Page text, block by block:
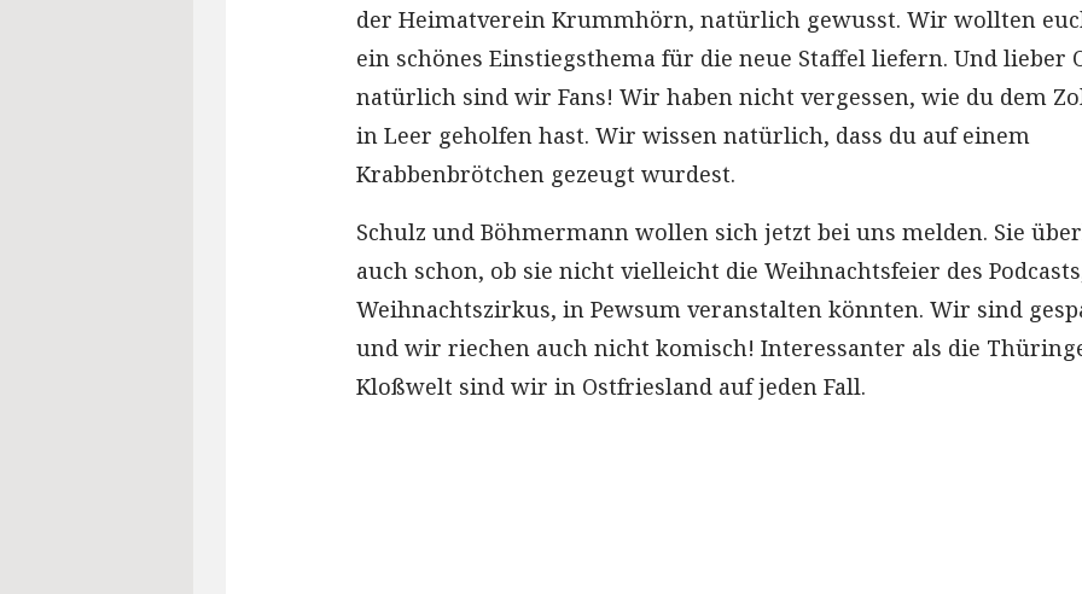
der Heimatverein Krummhörn, natürlich gewusst. Wir wollten
ein schönes Einstiegsthema für die neue Staffel liefern. Und lieber
natürlich sind wir Fans! Wir haben nicht vergessen, wie du dem
in Leer geholfen hast. Wir wissen natürlich, dass du auf einem
Krabbenbrötchen gezeugt wurdest.
Schulz und Böhmermann wollen sich jetzt bei uns melden. Sie
auch schon, ob sie nicht vielleicht die Weihnachtsfeier des
Weihnachtszirkus, in Pewsum veranstalten könnten. Wir sind
und wir riechen auch nicht komisch! Interessanter als die
Kloßwelt sind wir in Ostfriesland auf jeden Fall.